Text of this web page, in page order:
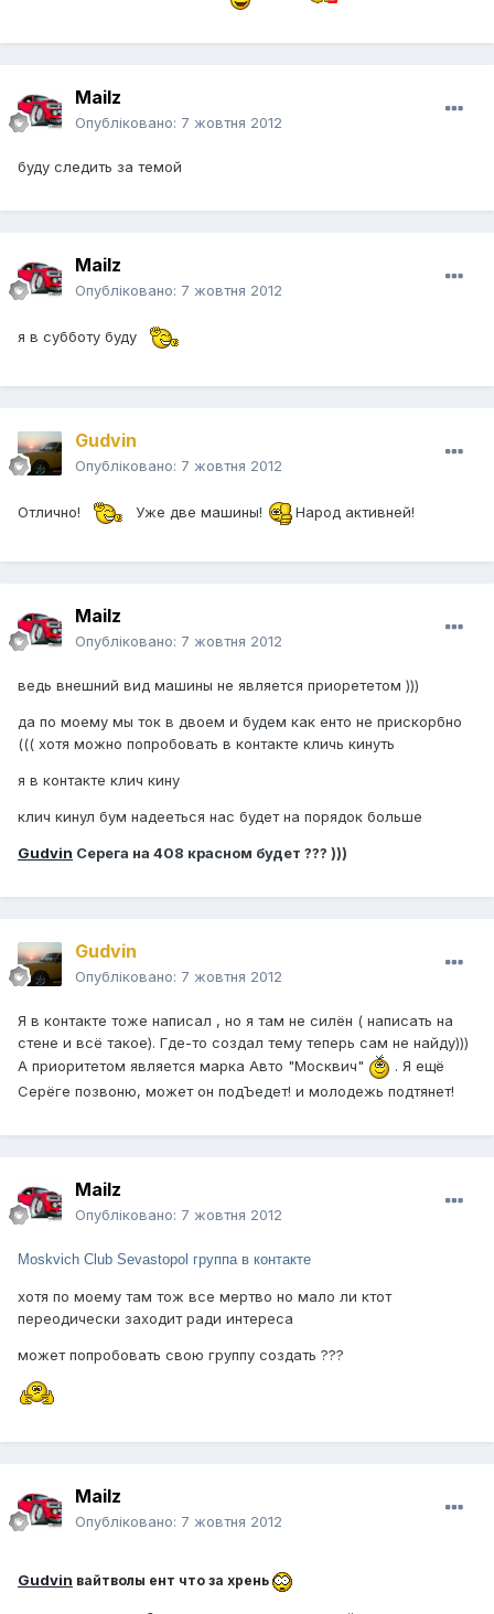
Mailz
Опубліковано: 7 жовтня 2012
буду следить за темой
Mailz
Опубліковано: 7 жовтня 2012
я в субботу буду
Gudvin
Опубліковано: 7 жовтня 2012
Отлично! Уже две машины! Народ активней!
Mailz
Опубліковано: 7 жовтня 2012
ведь внешний вид машины не является приорететом )))
да по моему мы ток в двоем и будем как енто не прискорбно
((( хотя можно попробовать в контакте кличь кинуть
я в контакте клич кину
клич кинул бум надееться нас будет на порядок больше
Gudvin Серега на 408 красном будет ??? )))
Gudvin
Опубліковано: 7 жовтня 2012
Я в контакте тоже написал , но я там не силён ( написать на
стене и всё такое). Где-то создал тему теперь сам не найду)))
А приоритетом является марка Авто "Москвич"
. Я ещё
Серёге позвоню, может он подЪедет! и молодежь подтянет!
Mailz
Опубліковано: 7 жовтня 2012
Moskvich Club Sevastopol группа в контакте
хотя по моему там тож все мертво но мало ли ктот
переодически заходит ради интереса
может попробовать свою группу создать ???
Mailz
Опубліковано: 7 жовтня 2012
Gudvin вайтволы ент что за хрень